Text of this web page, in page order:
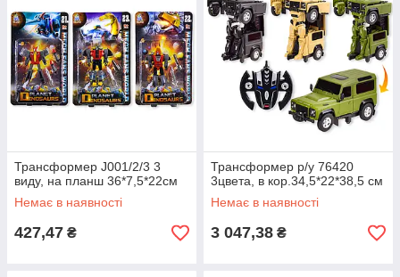
Трансформер J001/2/3 3
виду, на планш 36*7,5*22см
Немає в наявності
427,47 ₴
Трансформер р/у 76420
3цвета, в кор.34,5*22*38,5 см
Немає в наявності
3 047,38 ₴